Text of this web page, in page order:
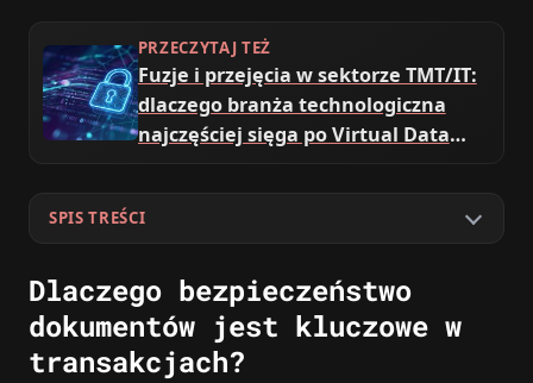
PRZECZYTAJ TEŻ
Fuzje i przejęcia w sektorze TMT/IT:
dlaczego branża technologiczna
najczęściej sięga po Virtual Data
SPIS TREŚCI
Dlaczego bezpieczeństwo
dokumentów jest kluczowe w
transakcjach?